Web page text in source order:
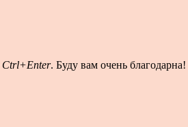
Ctrl+Enter. Буду вам очень благодарна!